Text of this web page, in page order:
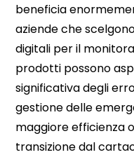
beneficia
aziende che
digitali per il
prodotti possono
significativa degli
gestione delle
maggiore efficienza
transizione dal